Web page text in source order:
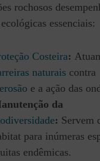
rochosos
essenciais:
Costeira:
naturais contra
erosão e a ação das
da
: Servem
para inúmeras
endêmicas.